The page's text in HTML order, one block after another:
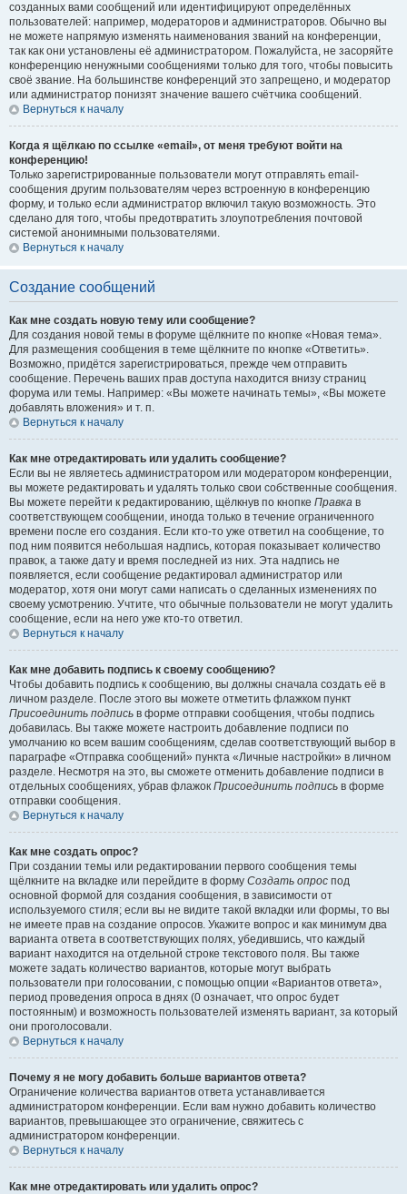
созданных вами сообщений или идентифицируют определённых
пользователей: например, модераторов и администраторов. Обычно вы
не можете напрямую изменять наименования званий на конференции,
так как они установлены её администратором. Пожалуйста, не засоряйте
конференцию ненужными сообщениями только для того, чтобы повысить
своё звание. На большинстве конференций это запрещено, и модератор
или администратор понизят значение вашего счётчика сообщений.
Вернуться к началу
Когда я щёлкаю по ссылке «email», от меня требуют войти на
конференцию!
Только зарегистрированные пользователи могут отправлять email-
сообщения другим пользователям через встроенную в конференцию
форму, и только если администратор включил такую возможность. Это
сделано для того, чтобы предотвратить злоупотребления почтовой
системой анонимными пользователями.
Вернуться к началу
Создание сообщений
Как мне создать новую тему или сообщение?
Для создания новой темы в форуме щёлкните по кнопке «Новая тема».
Для размещения сообщения в теме щёлкните по кнопке «Ответить».
Возможно, придётся зарегистрироваться, прежде чем отправить
сообщение. Перечень ваших прав доступа находится внизу страниц
форума или темы. Например: «Вы можете начинать темы», «Вы можете
добавлять вложения» и т. п.
Вернуться к началу
Как мне отредактировать или удалить сообщение?
Если вы не являетесь администратором или модератором конференции,
вы можете редактировать и удалять только свои собственные сообщения.
Вы можете перейти к редактированию, щёлкнув по кнопке Правка в
соответствующем сообщении, иногда только в течение ограниченного
времени после его создания. Если кто-то уже ответил на сообщение, то
под ним появится небольшая надпись, которая показывает количество
правок, а также дату и время последней из них. Эта надпись не
появляется, если сообщение редактировал администратор или
модератор, хотя они могут сами написать о сделанных изменениях по
своему усмотрению. Учтите, что обычные пользователи не могут удалить
сообщение, если на него уже кто-то ответил.
Вернуться к началу
Как мне добавить подпись к своему сообщению?
Чтобы добавить подпись к сообщению, вы должны сначала создать её в
личном разделе. После этого вы можете отметить флажком пункт
Присоединить подпись в форме отправки сообщения, чтобы подпись
добавилась. Вы также можете настроить добавление подписи по
умолчанию ко всем вашим сообщениям, сделав соответствующий выбор в
параграфе «Отправка сообщений» пункта «Личные настройки» в личном
разделе. Несмотря на это, вы сможете отменить добавление подписи в
отдельных сообщениях, убрав флажок Присоединить подпись в форме
отправки сообщения.
Вернуться к началу
Как мне создать опрос?
При создании темы или редактировании первого сообщения темы
щёлкните на вкладке или перейдите в форму Создать опрос под
основной формой для создания сообщения, в зависимости от
используемого стиля; если вы не видите такой вкладки или формы, то вы
не имеете прав на создание опросов. Укажите вопрос и как минимум два
варианта ответа в соответствующих полях, убедившись, что каждый
вариант находится на отдельной строке текстового поля. Вы также
можете задать количество вариантов, которые могут выбрать
пользователи при голосовании, с помощью опции «Вариантов ответа»,
период проведения опроса в днях (0 означает, что опрос будет
постоянным) и возможность пользователей изменять вариант, за который
они проголосовали.
Вернуться к началу
Почему я не могу добавить больше вариантов ответа?
Ограничение количества вариантов ответа устанавливается
администратором конференции. Если вам нужно добавить количество
вариантов, превышающее это ограничение, свяжитесь с
администратором конференции.
Вернуться к началу
Как мне отредактировать или удалить опрос?